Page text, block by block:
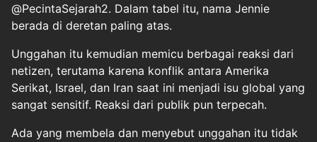
@PecintaSejarah2. Dalam tabel itu, nama Jennie
berada di deretan paling atas.
Unggahan itu kemudian memicu berbagai reaksi dari
netizen, terutama karena konflik antara Amerika
Serikat, Israel, dan Iran saat ini menjadi isu global yang
sangat sensitif. Reaksi dari publik pun terpecah.
Ada yang membela dan menyebut unggahan itu tidak